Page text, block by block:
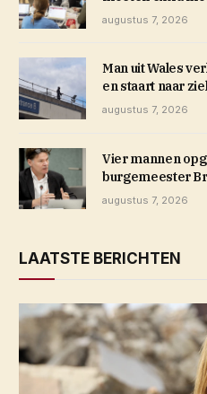
augustus 7, 2026
Man uit Wales
en staart naar
augustus 7, 2026
Vier mannen
burgemeester
augustus 7, 2026
LAATSTE BERICHTEN